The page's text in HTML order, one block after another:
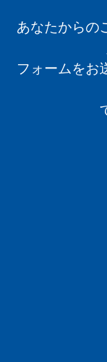
あなたからの
フォームをお